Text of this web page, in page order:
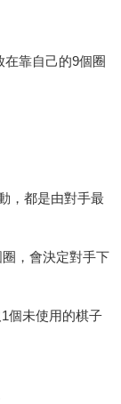
在靠自己的9個圈
，都是由對手最
，會決定對手下
個未使用的棋子